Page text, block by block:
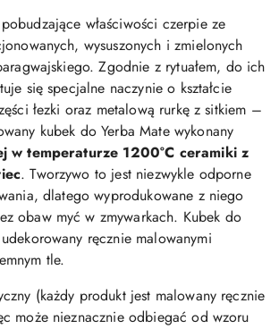
właściwości czerpie ze
wysuszonych i zmielonych
Zgodnie z rytuałem, do ich
się specjalne naczynie o kształcie
łezki oraz metalową rurkę z sitkiem –
kubek do Yerba Mate wykonany
w temperaturze 1200°C ceramiki z
. Tworzywo to jest niezwykle odporne
dlatego wyprodukowane z niego
obaw myć w zmywarkach. Kubek do
ręcznie malowanymi
tle.
(każdy produkt jest malowany ręcznie
może nieznacznie odbiegać od wzoru